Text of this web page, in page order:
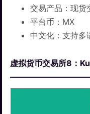
交易产品：现货
平台币：MX
中文化：支持多
虚拟货币交易所8：